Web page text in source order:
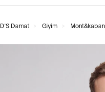
D'S Damat Giyim Mont&kaban